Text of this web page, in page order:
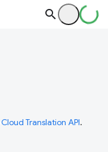
Cloud Translation API.